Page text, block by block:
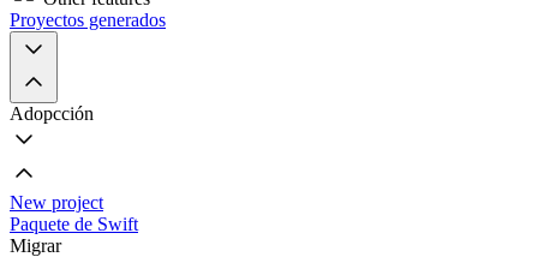
Proyectos generados
Adopcción
New project
Paquete de Swift
Migrar